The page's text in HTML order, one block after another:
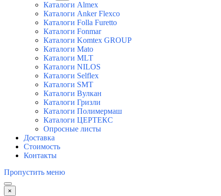
Каталоги Almex
Каталоги Anker Flexco
Каталоги Folla Furetto
Каталоги Fonmar
Каталоги Komtex GROUP
Каталоги Mato
Каталоги MLT
Каталоги NILOS
Каталоги Selflex
Каталоги SMT
Каталоги Вулкан
Каталоги Гризли
Каталоги Полимермаш
Каталоги ЦЕРТЕКС
Опросные листы
Доставка
Стоимость
Контакты
Пропустить меню
×